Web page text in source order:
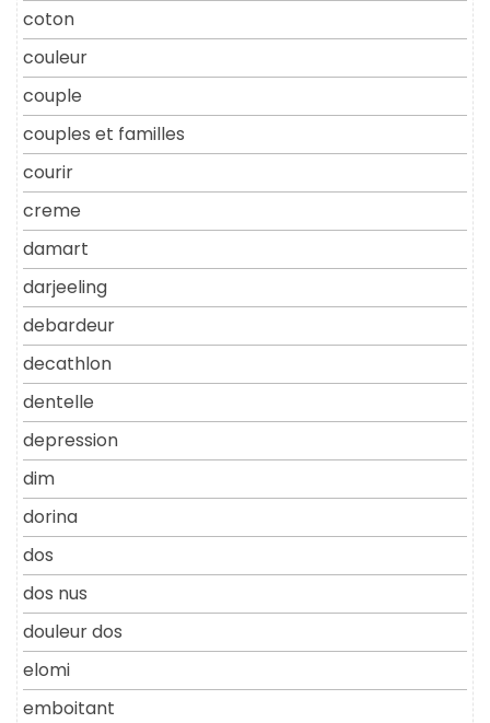
coton
couleur
couple
couples et familles
courir
creme
damart
darjeeling
debardeur
decathlon
dentelle
depression
dim
dorina
dos
dos nus
douleur dos
elomi
emboitant